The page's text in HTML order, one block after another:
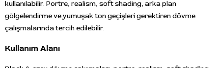
kullanılabilir. Portre, realism, soft shading, arka plan
gölgelendirme ve yumuşak ton geçişleri gerektiren dövme
çalışmalarında tercih edilebilir.
Kullanım Alanı